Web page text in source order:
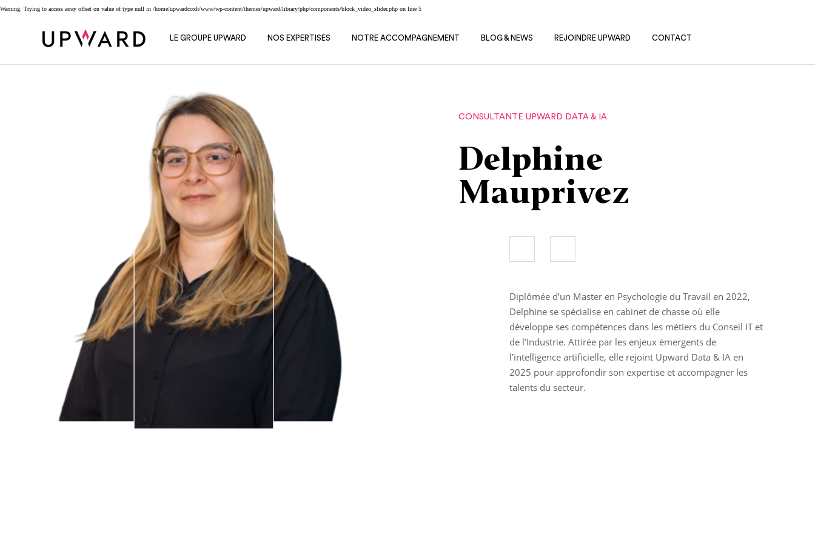
Warning: Trying to access array offset on value of type null in /home/upwardcoxh/www/wp-content/themes/upward/library/php/components/block_video_slider.php on line 5
LE GROUPE UPWARD NOS EXPERTISES NOTRE ACCOMPAGNEMENT BLOG & NEWS REJOINDRE UPWARD CONTACT
CONSULTANTE UPWARD DATA & IA
Delphine
Mauprivez
Diplômée d’un Master en Psychologie du Travail en 2022,
Delphine se spécialise en cabinet de chasse où elle
développe ses compétences dans les métiers du Conseil IT et
de l’Industrie. Attirée par les enjeux émergents de
l’intelligence artificielle, elle rejoint Upward Data & IA en
2025 pour approfondir son expertise et accompagner les
talents du secteur.